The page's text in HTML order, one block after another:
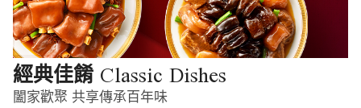
經典佳餚 Classic Dishes
闔家歡聚 共享傳承百年味